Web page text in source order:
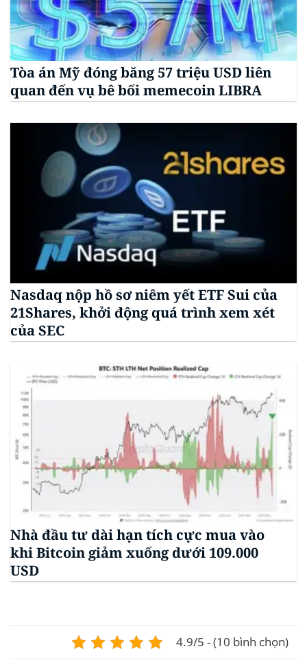
Tòa án Mỹ đóng băng 57 triệu USD liên
quan đến vụ bê bối memecoin LIBRA
Nasdaq nộp hồ sơ niêm yết ETF Sui của
21Shares, khởi động quá trình xem xét
của SEC
Nhà đầu tư dài hạn tích cực mua vào
khi Bitcoin giảm xuống dưới 109.000
USD
4.9/5 - (10 bình chọn)